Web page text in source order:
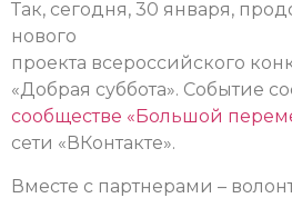
Так, сегодня, 30 января,
нового
проекта всероссийского
«Добрая суббота». Событие
сообществе «Большой
сети «ВКонтакте».
Вместе с партнерами –